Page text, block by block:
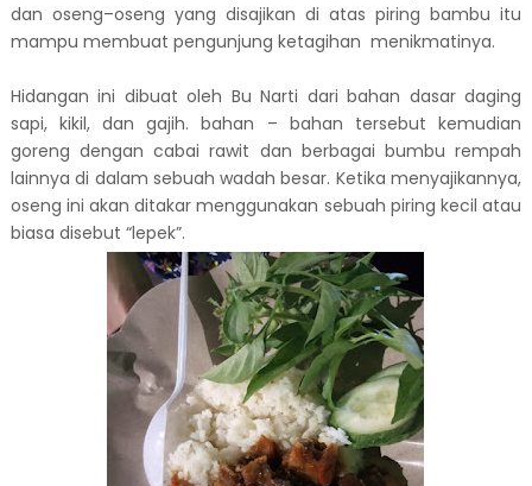
dan oseng–oseng yang disajikan di atas piring bambu itu
mampu membuat pengunjung ketagihan menikmatinya.
Hidangan ini dibuat oleh Bu Narti dari bahan dasar daging
sapi, kikil, dan gajih. bahan – bahan tersebut kemudian
goreng dengan cabai rawit dan berbagai bumbu rempah
lainnya di dalam sebuah wadah besar. Ketika menyajikannya,
oseng ini akan ditakar menggunakan sebuah piring kecil atau
biasa disebut “lepek”.